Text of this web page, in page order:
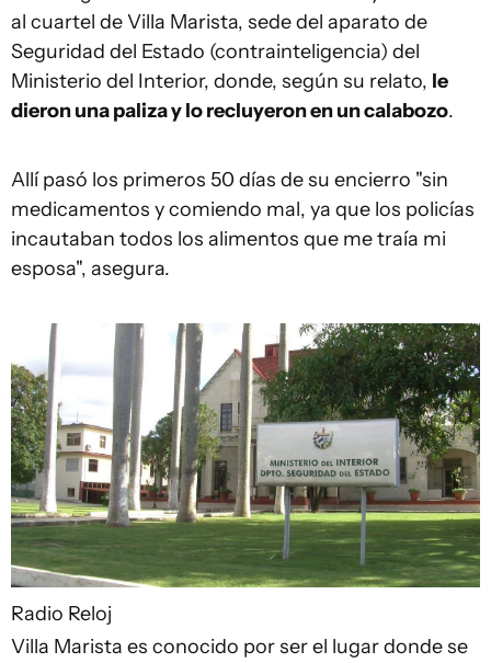
al cuartel de Villa Marista, sede del aparato de
Seguridad del Estado (contrainteligencia) del
Ministerio del Interior, donde, según su relato, le
dieron una paliza y lo recluyeron en un calabozo.
Allí pasó los primeros 50 días de su encierro "sin
medicamentos y comiendo mal, ya que los policías
incautaban todos los alimentos que me traía mi
esposa", asegura.
Radio Reloj
Villa Marista es conocido por ser el lugar donde se